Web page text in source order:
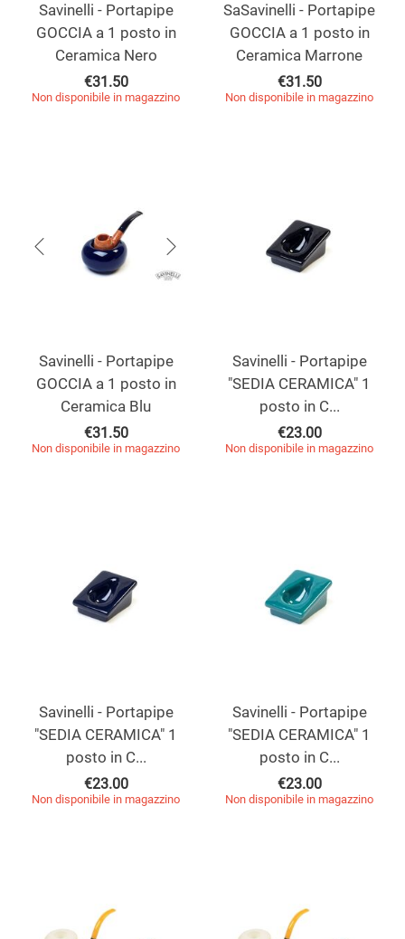
Savinelli - Portapipe
GOCCIA a 1 posto in
Ceramica Nero
€31.50
Non disponibile in magazzino
SaSavinelli - Portapipe
GOCCIA a 1 posto in
Ceramica Marrone
€31.50
Non disponibile in magazzino
Savinelli - Portapipe
GOCCIA a 1 posto in
Ceramica Blu
€31.50
Non disponibile in magazzino
Savinelli - Portapipe
"SEDIA CERAMICA" 1
posto in C...
€23.00
Non disponibile in magazzino
Savinelli - Portapipe
"SEDIA CERAMICA" 1
posto in C...
€23.00
Non disponibile in magazzino
Savinelli - Portapipe
"SEDIA CERAMICA" 1
posto in C...
€23.00
Non disponibile in magazzino